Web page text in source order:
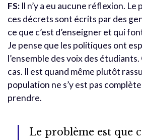
FS: Il n’y a eu aucune réflexion.
ces décrets sont écrits par des
ce que c’est d’enseigner et qui
Je pense que les politiques ont
l’ensemble des voix des étudiants.
cas. Il est quand même plutôt
population ne s’y est pas
prendre.
Le problème est que